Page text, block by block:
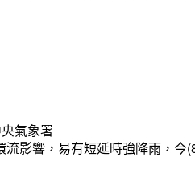
氣象署
影響，易有短延時強降雨，